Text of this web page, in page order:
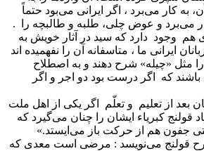
کار می‌برد ، اگر ایرانی می‌بود حتماً
می‌برد و عوض چلی، طلبه و طالبچه را .
هم وجود دارد که سید در آثار خویش به
ایرانی ما ، متاسفانه آن را نفهمیده اند
مثل «چیله» شرح دهند و به اصطلاح
باشند که اگر درست بود دو اجر و اگر
بعد از تعلیم و تعلّم اگر یکی از اهل ملت
قولنج کبریاء ایشان را چنان می‌گیرد که
جفون هم از حرکت باز می‌ایستد.»
قولنج می‌نویسد : مرضی است معدی که